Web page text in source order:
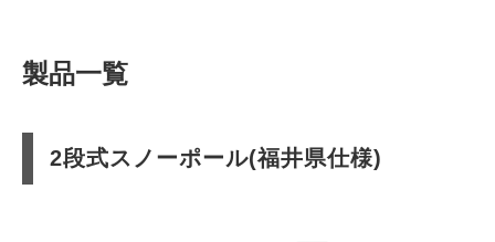
製品一覧
2段式スノーポール(福井県仕様)